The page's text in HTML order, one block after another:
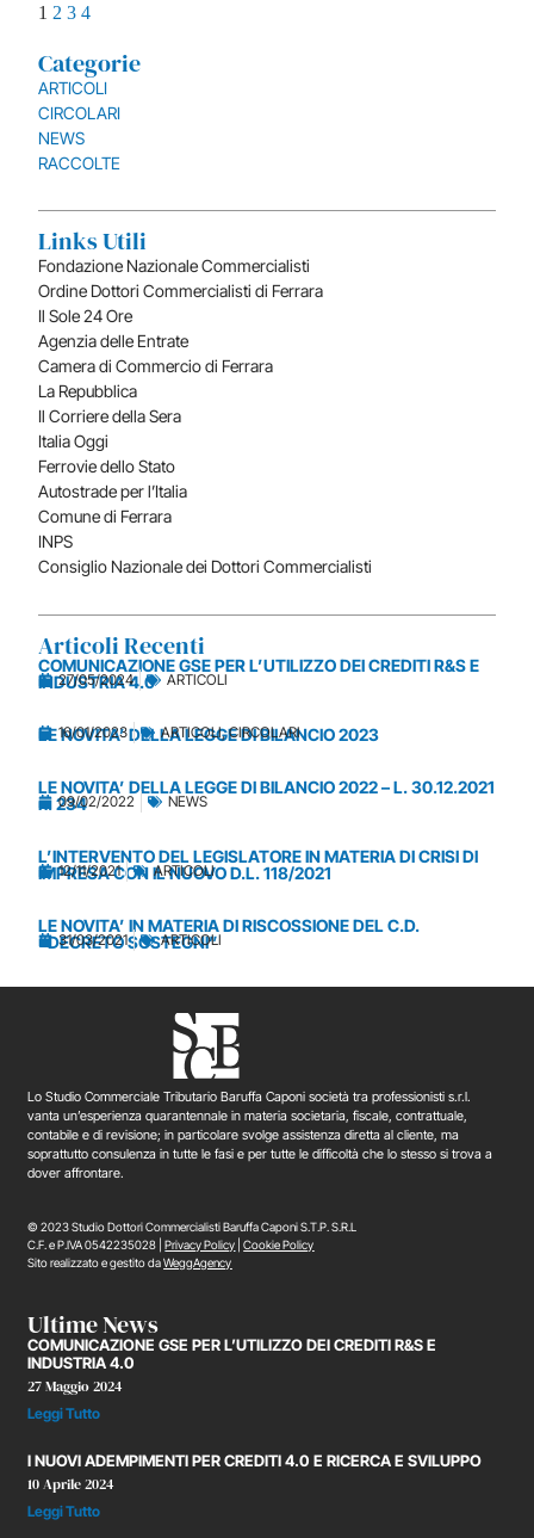
1 2 3 4
Categorie
ARTICOLI
CIRCOLARI
NEWS
RACCOLTE
Links Utili
Fondazione Nazionale Commercialisti
Ordine Dottori Commercialisti di Ferrara
Il Sole 24 Ore
Agenzia delle Entrate
Camera di Commercio di Ferrara
La Repubblica
Il Corriere della Sera
Italia Oggi
Ferrovie dello Stato
Autostrade per l’Italia
Comune di Ferrara
INPS
Consiglio Nazionale dei Dottori Commercialisti
Articoli Recenti
COMUNICAZIONE GSE PER L’UTILIZZO DEI CREDITI R&S E
INDUSTRIA 4.0
27/05/2024 ARTICOLI
LE NOVITA’ DELLA LEGGE DI BILANCIO 2023
16/01/2023 ARTICOLI,CIRCOLARI
LE NOVITA’ DELLA LEGGE DI BILANCIO 2022 – L. 30.12.2021
n. 234
09/02/2022 NEWS
L’INTERVENTO DEL LEGISLATORE IN MATERIA DI CRISI DI
IMPRESA CON IL NUOVO D.L. 118/2021
12/11/2021 ARTICOLI
LE NOVITA’ IN MATERIA DI RISCOSSIONE DEL C.D.
“DECRETO SOSTEGNI”
31/03/2021 ARTICOLI
Lo Studio Commerciale Tributario Baruffa Caponi società tra professionisti s.r.l.
vanta un’esperienza quarantennale in materia societaria, fiscale, contrattuale,
contabile e di revisione; in particolare svolge assistenza diretta al cliente, ma
soprattutto consulenza in tutte le fasi e per tutte le difficoltà che lo stesso si trova a
dover affrontare.
© 2023 Studio Dottori Commercialisti Baruffa Caponi S.T.P. S.R.L
C.F. e P.IVA 0542235028 |Privacy Policy |Cookie Policy
Sito realizzato e gestito daWeggAgency
Ultime News
COMUNICAZIONE GSE PER L’UTILIZZO DEI CREDITI R&S E
INDUSTRIA 4.0
27 Maggio 2024
Leggi Tutto
I NUOVI ADEMPIMENTI PER CREDITI 4.0 E RICERCA E SVILUPPO
10 Aprile 2024
Leggi Tutto